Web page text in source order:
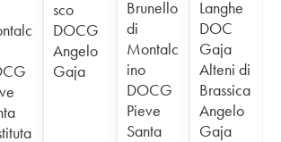
sco
DOCG
Angelo
Gaja
Brunello
di
Montalc
ino
DOCG
Pieve
Santa
Langhe
DOC
Gaja
Alteni di
Brassica
Angelo
Gaja